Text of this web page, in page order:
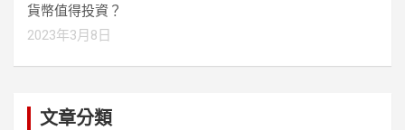
貨幣值得投資？
2023年3月8日
文章分類